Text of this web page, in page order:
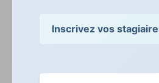
Inscrivez vos